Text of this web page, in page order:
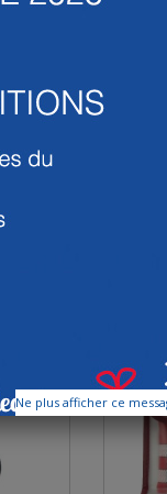
Ne plus afficher ce